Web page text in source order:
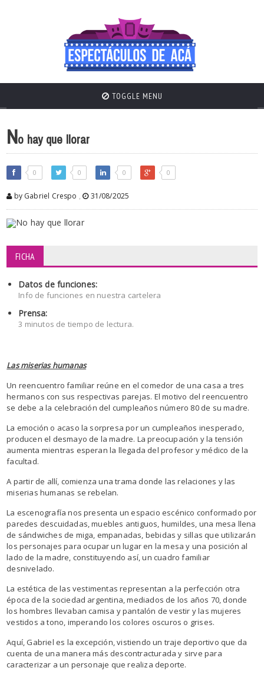
TOGGLE MENU
No hay que llorar
0 0 0 0
by Gabriel Crespo , 31/08/2025
FICHA
Datos de funciones:
Info de funciones en nuestra cartelera
Prensa:
3 minutos de tiempo de lectura.
Las miserias humanas
Un reencuentro familiar reúne en el comedor de una casa a tres
hermanos con sus respectivas parejas. El motivo del reencuentro
se debe a la celebración del cumpleaños número 80 de su madre.
La emoción o acaso la sorpresa por un cumpleaños inesperado,
producen el desmayo de la madre. La preocupación y la tensión
aumenta mientras esperan la llegada del profesor y médico de la
facultad.
A partir de allí, comienza una trama donde las relaciones y las
miserias humanas se rebelan.
La escenografía nos presenta un espacio escénico conformado por
paredes descuidadas, muebles antiguos, humildes, una mesa llena
de sándwiches de miga, empanadas, bebidas y sillas que utilizarán
los personajes para ocupar un lugar en la mesa y una posición al
lado de la madre, constituyendo así, un cuadro familiar
desnivelado.
La estética de las vestimentas representan a la perfección otra
época de la sociedad argentina, mediados de los años 70, donde
los hombres llevaban camisa y pantalón de vestir y las mujeres
vestidos a tono, imperando los colores oscuros o grises.
Aquí, Gabriel es la excepción, vistiendo un traje deportivo que da
cuenta de una manera más descontracturada y sirve para
caracterizar a un personaje que realiza deporte.